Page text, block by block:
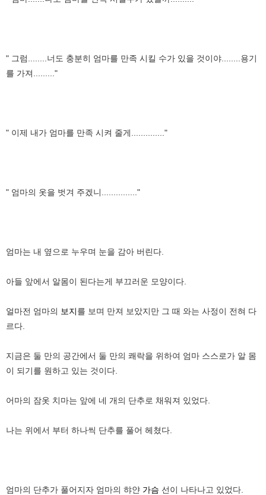
" 그럼........너도 충분히 엄마를 만족 시킬 수가 있을 것이야........용기
를 가져........."
" 이제 내가 엄마를 만족 시켜 줄게.............."
" 엄마의 옷을 벗겨 주겠니..............."
엄마는 내 옆으로 누우며 눈을 감아 버린다.
아들 앞에서 알몸이 된다는게 부끄러운 모양이다.
얼마전 엄마의 보지를 보며 만져 보았지만 그 때 와는 사정이 전혀 다
르다.
지금은 둘 만의 공간에서 둘 만의 쾌락을 위하여 엄마 스스로가 알 몸
이 되기를 원하고 있는 것이다.
어마의 잠옷 치마는 앞에 네 개의 단추로 채워져 있었다.
나는 위에서 부터 하나씩 단추를 풀어 헤쳤다.
엄마의 단추가 풀어지자 엄마의 햐얀 가슴 선이 나타나고 있었다.